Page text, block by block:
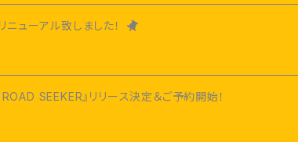
ューアル致しました！
SEEKER』リリース決定＆ご予約開始！